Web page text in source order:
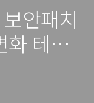
안패치
화 테스